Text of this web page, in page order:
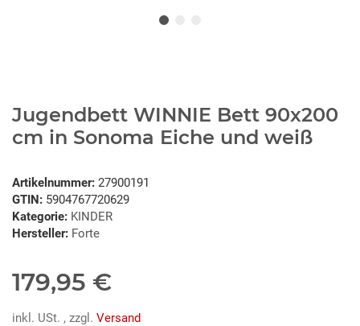
Jugendbett WINNIE Bett 90x200
cm in Sonoma Eiche und weiß
Artikelnummer: 27900191
GTIN: 5904767720629
Kategorie: KINDER
Hersteller: Forte
179,95 €
inkl. USt. , zzgl. Versand